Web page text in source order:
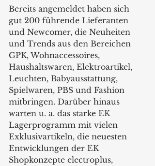
Bereits angemeldet haben sich
gut 200 führende Lieferanten
und Newcomer, die Neuheiten
und Trends aus den Bereichen
GPK, Wohnaccessoires,
Haushaltswaren, Elektroartikel,
Leuchten, Babyausstattung,
Spielwaren, PBS und Fashion
mitbringen. Darüber hinaus
warten u. a. das starke EK
Lagerprogramm mit vielen
Exklusivartikeln, die neuesten
Entwicklungen der EK
Shopkonzepte electroplus,